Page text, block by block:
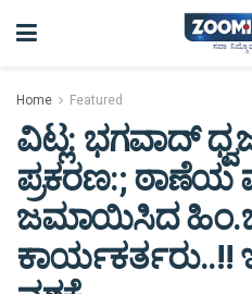
Home Featured
ವಿಟ್ಲ: ಭಗವಾದ್
ಪ್ರಕರಣ:; ಠಾಣೆಯ
ಜಮಾಯಿಸಿದ
ಕಾರ್ಯಕರ್ತರು..!!